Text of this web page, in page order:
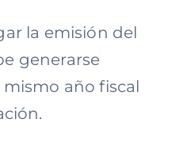
la emisión del
generarse
año fiscal